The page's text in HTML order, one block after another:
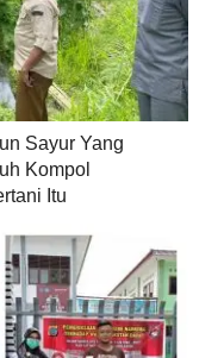
Sayur Yang
Kompol
Itu